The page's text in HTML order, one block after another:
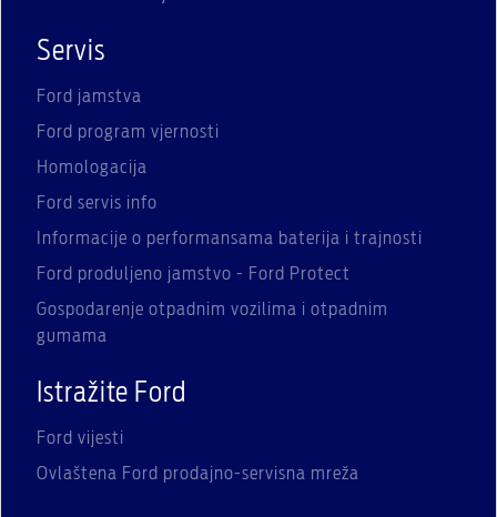
Servis
Ford jamstva
Ford program vjernosti
Homologacija
Ford servis info
Informacije o performansama baterija i trajnosti
Ford produljeno jamstvo - Ford Protect
Gospodarenje otpadnim vozilima i otpadnim
gumama
Istražite Ford
Ford vijesti
Ovlaštena Ford prodajno-servisna mreža